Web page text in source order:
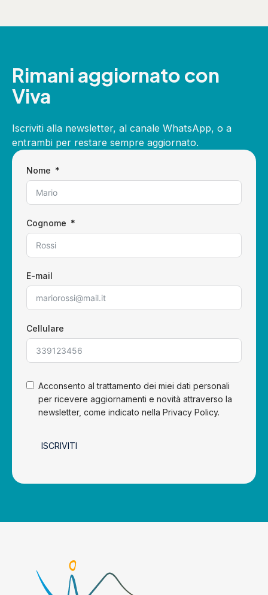
Rimani aggiornato con
Viva
Iscriviti alla newsletter, al canale WhatsApp, o a
entrambi per restare sempre aggiornato.
Nome
Cognome
E-mail
Cellulare
Acconsento al trattamento dei miei dati personali
per ricevere aggiornamenti e novità attraverso la
newsletter, come indicato nella Privacy Policy.
ISCRIVITI